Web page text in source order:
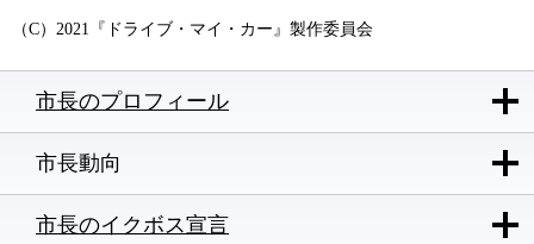
（C）2021『ドライブ・マイ・カー』製作委員会
市長のプロフィール
市長動向
市長のイクボス宣言